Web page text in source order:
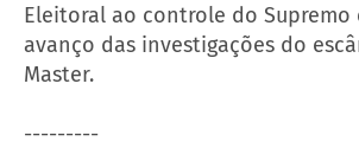
Eleitoral ao controle do
avanço das investigações do
Master.
---------